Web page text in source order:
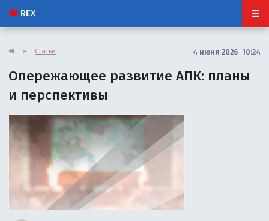
REX
» Статьи 4 июня 2026 10:24
Опережающее развитие АПК: планы
и перспективы